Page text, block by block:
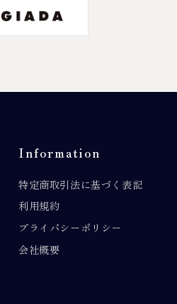
Information
特定商取引法に基づく表記
利用規約
プライバシーポリシー
会社概要